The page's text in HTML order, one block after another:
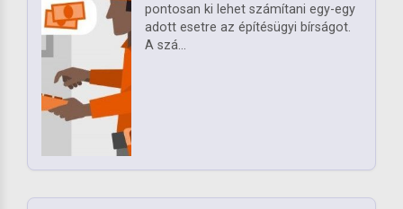
pontosan ki lehet számítani egy-egy
adott esetre az építésügyi bírságot.
A szá...